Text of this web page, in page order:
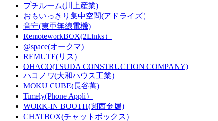
プチルーム(川上産業)
おもいっきり集中空間(アドライズ）
音守(東亜無線電機)
RemoteworkBOX(2Links）
@space(オークマ)
REMUTE(リス）
OHACO(TSUDA CONSTRUCTION COMPANY)
ハコノワ(大和ハウス工業）
MOKU CUBE(長谷萬)
Timely(Phone Appli）
WORK-IN BOOTH(関西金属)
CHATBOX(チャットボックス）